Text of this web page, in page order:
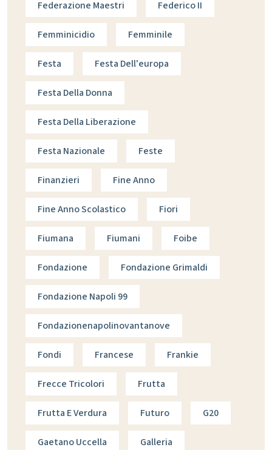
Federazione Maestri Federico II
Femminicidio Femminile
Festa Festa Dell'europa
Festa Della Donna
Festa Della Liberazione
Festa Nazionale Feste
Finanzieri Fine Anno
Fine Anno Scolastico Fiori
Fiumana Fiumani Foibe
Fondazione Fondazione Grimaldi
Fondazione Napoli 99
Fondazionenapolinovantanove
Fondi Francese Frankie
Frecce Tricolori Frutta
Frutta E Verdura Futuro G20
Gaetano Uccella Galleria